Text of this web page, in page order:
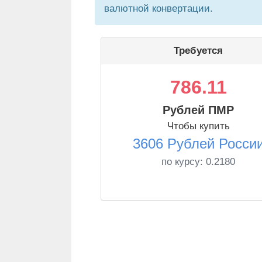
валютной конвертации.
Требуется
786.11
Рублей ПМР
Чтобы купить
3606 Рублей
по курсу: 0.2180